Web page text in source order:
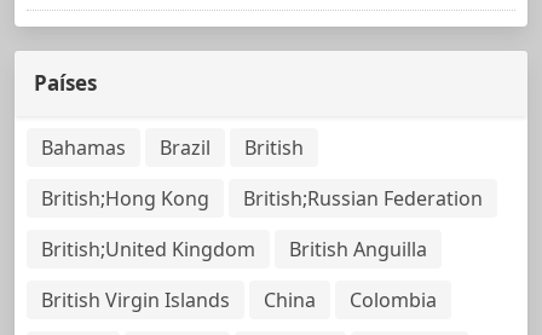
Países
Bahamas Brazil
British
British;Hong Kong
British;Russian Federation
British;United Kingdom
British Anguilla
British Virgin Islands
China
Colombia